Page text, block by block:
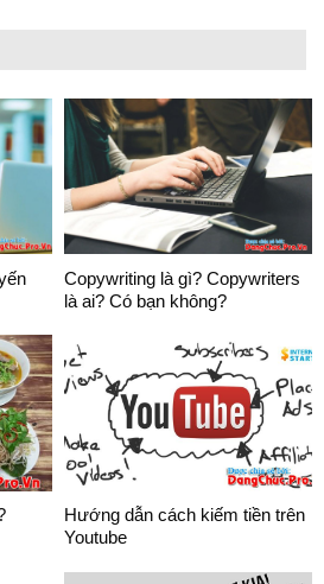
Copywriting là gì? Copywriters
là ai? Có bạn không?
Hướng dẫn cách kiếm tiền trên
Youtube